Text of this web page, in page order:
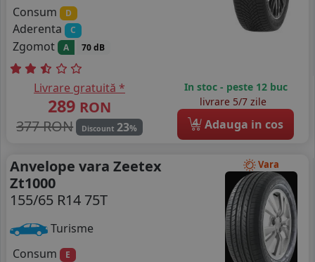
Consum
D
Aderenta C
Zgomot A 70 dB
Livrare gratuită *
289 RON
377 RON
Discount 23%
In stoc - peste 12 buc
livrare 5/7 zile
4 Adauga in cos
Vara
Anvelope vara Zeetex
Zt1000
155/65 R14 75T
Turisme
Consum
E